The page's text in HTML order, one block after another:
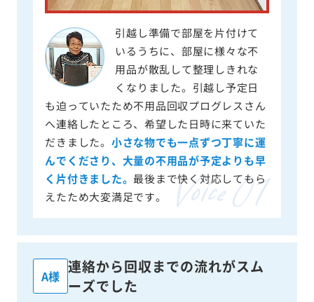
引越し準備で部屋を片付けて
いるうちに、部屋に様々な不
用品が散乱して整理しきれな
くなりました。引越し予定日
も迫っていたため不用品回収プログレスさん
へ連絡したところ、希望した日時に来ていた
だきました。 小さな物でも一点ずつ丁寧に運
んでくださり、大量の不用品が予定よりも早
く片付きました。 最後まで快く対応してもら
えたため大変満足です。
A様
連絡から回収までの流れがスム
ーズでした